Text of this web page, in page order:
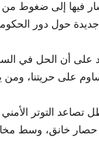
فيها إلى ضغوط من
حول دور
على أن الحل في
نساوم على حريتنا،
التوتر الأمني
خانق، وسط